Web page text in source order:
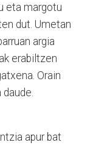
eta margotu
dut. Umetan
argia
erabiltzen
Orain
apur bat